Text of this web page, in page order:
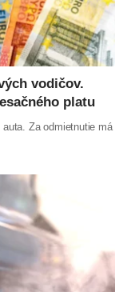
vodičov.
platu
Za odmietnutie má